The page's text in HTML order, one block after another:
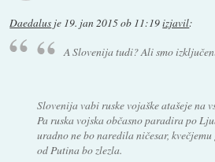
Daedalus je 19. jan 2015 ob 11:19izjavil:
A Slovenija tudi? Ali smo
Slovenija vabi ruske vojaške atašeje na
Pa ruska vojska občasno paradira po
uradno ne bo naredila ničesar,
od Putina bo zlezla.